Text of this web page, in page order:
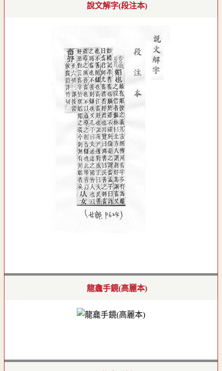
說文解字(段注本)
龍龕手鏡(高麗本)